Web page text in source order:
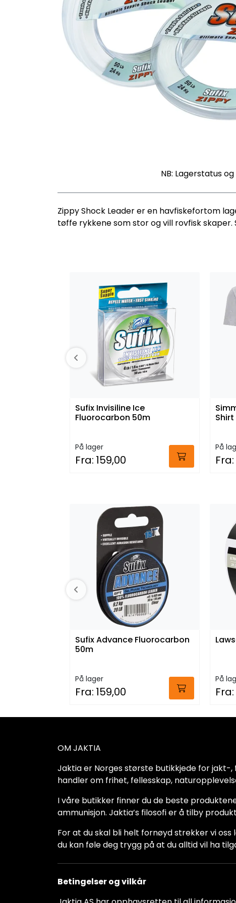
NB: Lagerstatus
Zippy Shock Leader er en havfiskefortom
tøffe rykkene som stor og vill rovfisk
Sufix Invisiline Ice
Fluorocarbon 50m
På lager
Fra: 159,00
På
Fra:
Sufix Advance Fluorocarbon
50m
På lager
Fra: 159,00
På
Fra:
OM JAKTIA
Jaktia er Norges største butikkjede for jakt-
handler om frihet, fellesskap,
I våre butikker finner du de beste
ammunisjon. Jaktia’s filosofi er å tilby
For at du skal bli helt fornøyd strekker vi
du kan føle deg trygg på at du alltid vil ha
Betingelser og vilkår